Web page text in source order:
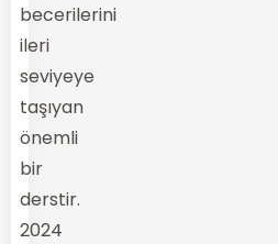
becerilerini
ileri
seviyeye
taşıyan
önemli
bir
derstir.
2024